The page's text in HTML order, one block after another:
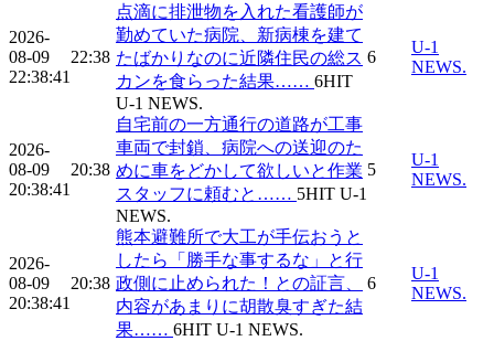
2026-
08-09
22:38:41
22:38
点滴に排泄物を入れた看護師が
勤めていた病院、新病棟を建て
たばかりなのに近隣住民の総ス
カンを食らった結果…… 6HIT
U-1 NEWS.
6
U-1
NEWS.
2026-
08-09
20:38:41
20:38
自宅前の一方通行の道路が工事
車両で封鎖、病院への送迎のた
めに車をどかして欲しいと作業
スタッフに頼むと…… 5HIT U-1
NEWS.
5
U-1
NEWS.
2026-
08-09
20:38:41
20:38
熊本避難所で大工が手伝おうと
したら「勝手な事するな」と行
政側に止められた！との証言、
内容があまりに胡散臭すぎた結
果…… 6HIT U-1 NEWS.
6
U-1
NEWS.